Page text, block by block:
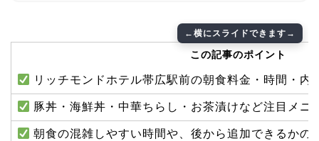
この記事のポイント
リッチモンドホテル帯広駅前の朝食料金・時間・内
豚丼・海鮮丼・中華ちらし・お茶漬けなど注目メニ
朝食の混雑しやすい時間や、後から追加できるかの